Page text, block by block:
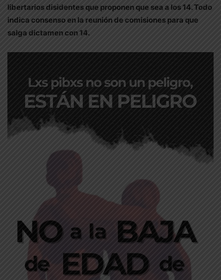
libertarios disidentes que proponen que sea a los 14. Todo
indica consenso en la reunión de comisiones para que
salga dictamen con 14.